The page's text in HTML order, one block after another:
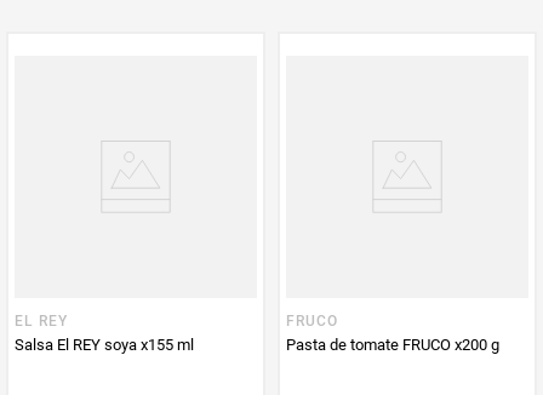
Producto (kg)
EL REY
Salsa El REY soya x155 ml
FRUCO
Pasta de tomate FRUCO x200 g